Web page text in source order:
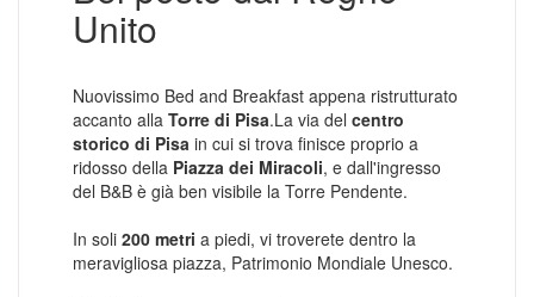
Unito
Nuovissimo Bed and Breakfast appena ristrutturato
accanto alla Torre di Pisa.La via del centro
storico di Pisa in cui si trova finisce proprio a
ridosso della Piazza dei Miracoli, e dall'ingresso
del B&B è già ben visibile la Torre Pendente.
In soli 200 metri a piedi, vi troverete dentro la
meravigliosa piazza, Patrimonio Mondiale Unesco.